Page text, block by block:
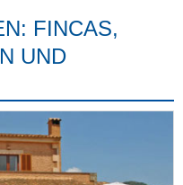
FINCAS,
UND